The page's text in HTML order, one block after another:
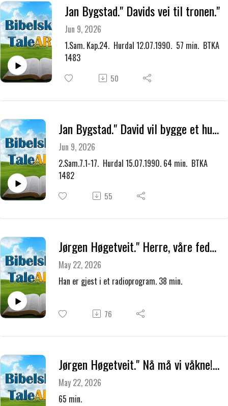
Jan Bygstad." Davids vei til tronen."
Jun 9, 2026
1.Sam. Kap.24. Hurdal 12.07.1990. 57 min. BTKA
1483
50
Jan Bygstad." David vil bygge et hus for Herren."
Jun 9, 2026
2.Sam.7.1-17. Hurdal 15.07.1990. 64 min. BTKA
1482
55
Jørgen Høgetveit." Herre, våre fedres Gud."
May 22, 2026
Han er gjest i et radioprogram. 38 min.
76
Jørgen Høgetveit." Nå må vi våkne! Familien, staten og nye lover."
May 22, 2026
65 min.